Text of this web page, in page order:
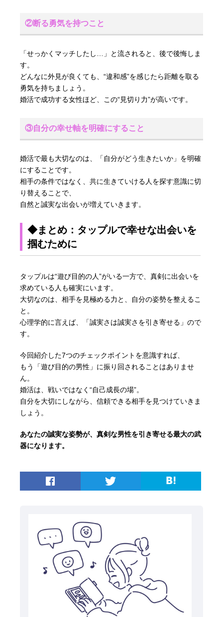
②断る勇気を持つこと
「せっかくマッチしたし…」と流されると、後で後悔しま
す。
どんなに外見が良くても、“違和感”を感じたら距離を取る
勇気を持ちましょう。
婚活で成功する女性ほど、この“見切り力”が高いです。
③自分の幸せ軸を明確にすること
婚活で最も大切なのは、「自分がどう生きたいか」を明確
にすることです。
相手の条件ではなく、共に生きていける人を探す意識に切
り替えることで、
自然と誠実な出会いが増えていきます。
◆まとめ：タップルで幸せな出会いを
掴むために
タップルは“遊び目的の人”がいる一方で、真剣に出会いを
求めている人も確実にいます。
大切なのは、相手を見極める力と、自分の姿勢を整えるこ
と。
心理学的に言えば、「誠実さは誠実さを引き寄せる」ので
す。
今回紹介した7つのチェックポイントを意識すれば、
もう「遊び目的の男性」に振り回されることはありませ
ん。
婚活は、戦いではなく“自己成長の場”。
自分を大切にしながら、信頼できる相手を見つけていきま
しょう。
あなたの誠実な姿勢が、真剣な男性を引き寄せる最大の武
器になります。